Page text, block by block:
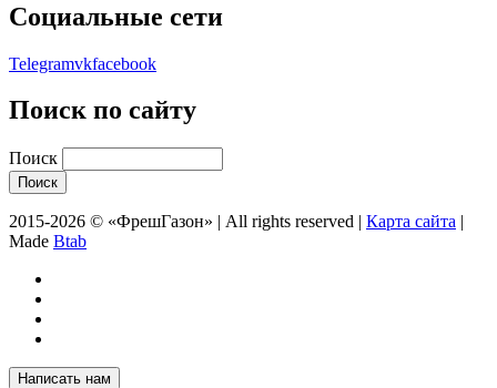
Социальные сети
Telegramvkfacebook
Поиск по сайту
Поиск
2015-2026 © «ФрешГазон» | All rights reserved | Карта сайта |
Made Btab
Написать нам